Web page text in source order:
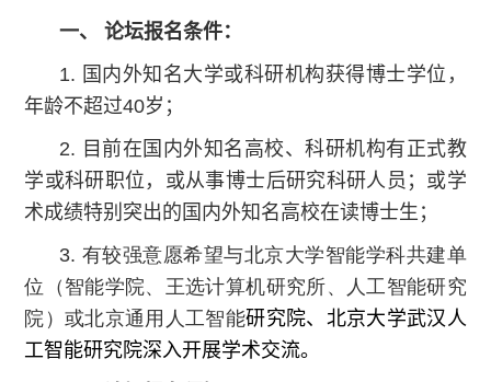
一、 论坛报名条件：
1. 国内外知名大学或科研机构获得博士学位，
年龄不超过40岁；
2. 目前在国内外知名高校、科研机构有正式教
学或科研职位，或从事博士后研究科研人员；或学
术成绩特别突出的国内外知名高校在读博士生；
3. 有较强意愿希望与北京大学智能学科共建单
位（智能学院、王选计算机研究所、人工智能研究
院）或北京通用人工智能研究院、北京大学武汉人
工智能研究院深入开展学术交流。